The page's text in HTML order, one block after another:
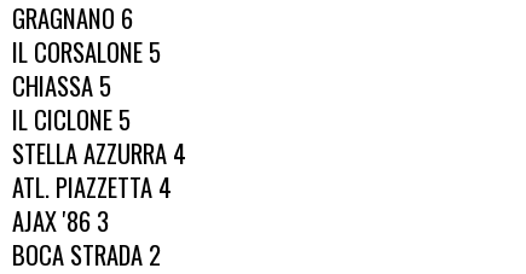
GRAGNANO 6
IL CORSALONE 5
CHIASSA 5
IL CICLONE 5
STELLA AZZURRA 4
ATL. PIAZZETTA 4
AJAX '86 3
BOCA STRADA 2